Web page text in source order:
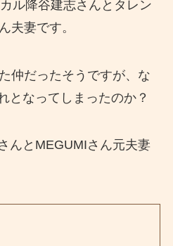
ル降谷建志さんとタレン
夫妻です。
仲だったそうですが、な
となってしまったのか？
んとMEGUMIさん元夫妻